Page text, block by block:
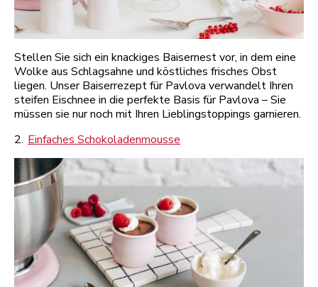
Stellen Sie sich ein knackiges Baisernest vor, in dem eine
Wolke aus Schlagsahne und köstliches frisches Obst
liegen. Unser Baiserrezept für Pavlova verwandelt Ihren
steifen Eischnee in die perfekte Basis für Pavlova – Sie
müssen sie nur noch mit Ihren Lieblingstoppings garnieren.
2. Einfaches Schokoladenmousse